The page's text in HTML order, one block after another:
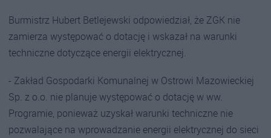
Burmistrz Hubert Betlejewski odpowiedział, że ZGK nie
zamierza występować o dotację i wskazał na warunki
techniczne dotyczące energii elektrycznej.
- Zakład Gospodarki Komunalnej w Ostrowi Mazowieckiej
Sp. z o.o. nie planuje występować o dotację w ww.
Programie, ponieważ uzyskał warunki techniczne nie
pozwalające na wprowadzanie energii elektrycznej do sieci